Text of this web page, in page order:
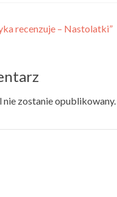
wpisu
recenzuje – Nastolatki”
nie zostanie opublikowany.